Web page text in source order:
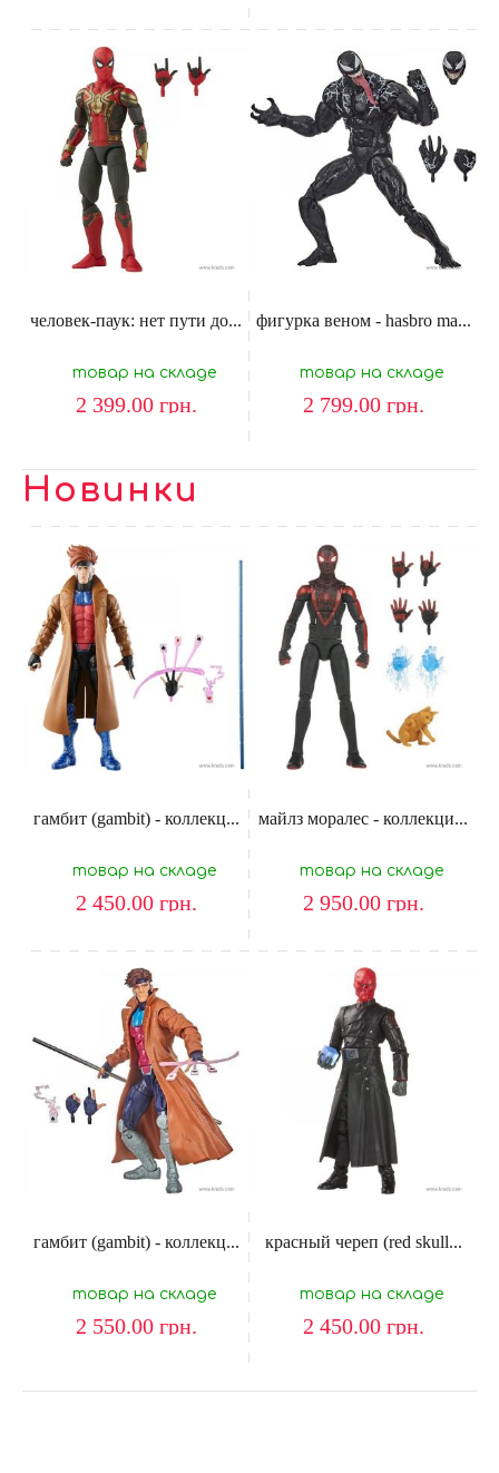
человек-паук: нет пути до...
товар на складе
2 399.00 грн.
фигурка веном - hasbro ma...
товар на складе
2 799.00 грн.
Новинки
гамбит (gambit) - коллекц...
товар на складе
2 450.00 грн.
майлз моралес - коллекци...
товар на складе
2 950.00 грн.
гамбит (gambit) - коллекц...
товар на складе
2 550.00 грн.
красный череп (red skull...
товар на складе
2 450.00 грн.